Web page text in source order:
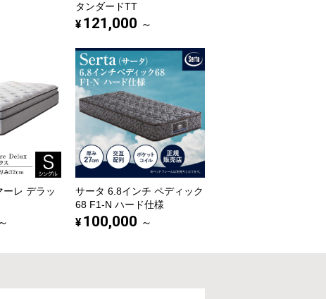
タンダードTT
¥ 121,000 ～
ーレ デラッ
～
サータ 6.8インチ ペディック
68 F1-N ハード仕様
¥ 100,000 ～